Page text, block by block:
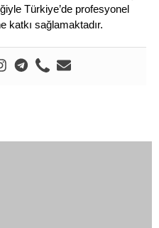
Türkiye’de profesyonel
katkı sağlamaktadır.